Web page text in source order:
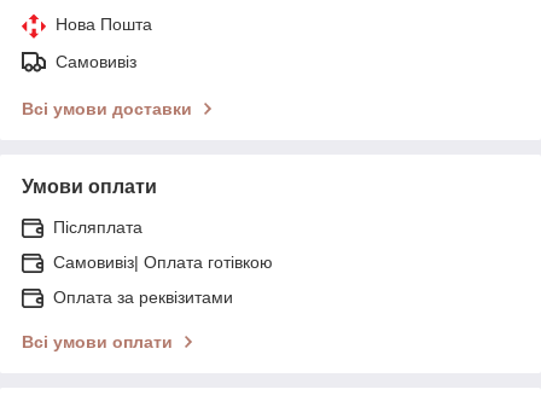
Нова Пошта
Самовивіз
Всі умови доставки
Умови оплати
Післяплата
Самовивіз| Оплата готівкою
Оплата за реквізитами
Всі умови оплати